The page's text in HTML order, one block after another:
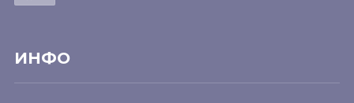
ИНФО